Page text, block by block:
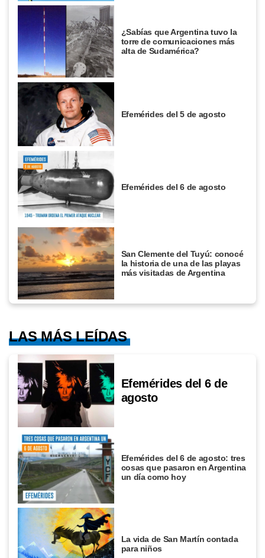
¿Sabías que Argentina tuvo la
torre de comunicaciones más
alta de Sudamérica?
Efemérides del 5 de agosto
Efemérides del 6 de agosto
San Clemente del Tuyú: conocé
la historia de una de las playas
más visitadas de Argentina
LAS MÁS LEÍDAS
Efemérides del 6 de
agosto
Efemérides del 6 de agosto: tres
cosas que pasaron en Argentina
un día como hoy
La vida de San Martín contada
para niños